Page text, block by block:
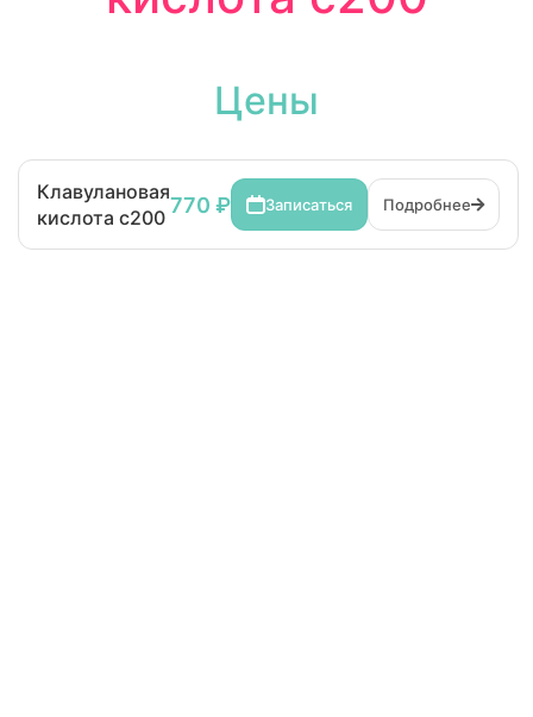
Цены
Клавулановая
кислота c200
770 ₽ Записаться Подробнее